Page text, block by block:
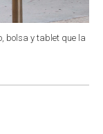
bolsa y tablet que la